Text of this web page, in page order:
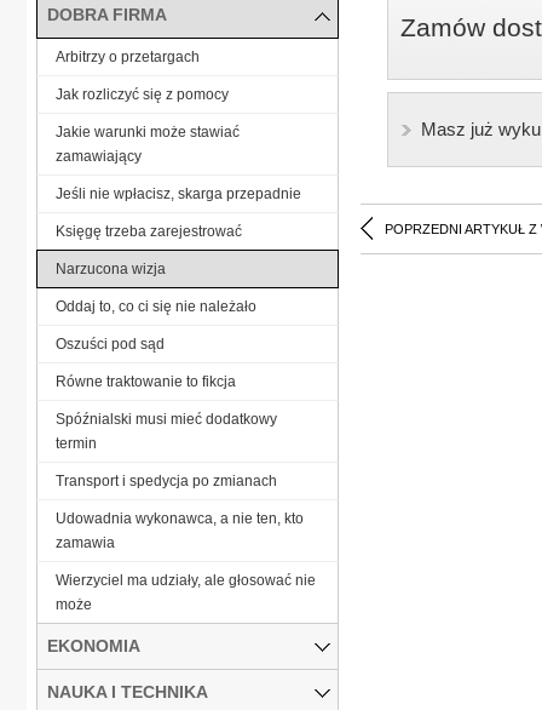
Zamów
Masz już
POPRZEDNI ARTYKUŁ Z
DOBRA FIRMA
Arbitrzy o przetargach
Jak rozliczyć się z pomocy
Jakie warunki może stawiać
zamawiający
Jeśli nie wpłacisz, skarga przepadnie
Księgę trzeba zarejestrować
Narzucona wizja
Oddaj to, co ci się nie należało
Oszuści pod sąd
Równe traktowanie to fikcja
Spóźnialski musi mieć dodatkowy
termin
Transport i spedycja po zmianach
Udowadnia wykonawca, a nie ten, kto
zamawia
Wierzyciel ma udziały, ale głosować nie
może
EKONOMIA
NAUKA I TECHNIKA